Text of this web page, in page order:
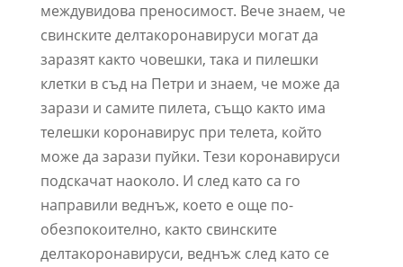
междувидова преносимост. Вече знаем, че
свинските делтакоронавируси могат да
заразят както човешки, така и пилешки
клетки в съд на Петри и знаем, че може да
зарази и самите пилета, също както има
телешки коронавирус при телета, който
може да зарази пуйки. Тези коронавируси
подскачат наоколо. И след като са го
направили веднъж, което е още по-
обезпокоително, както свинските
делтакоронавируси, веднъж след като се